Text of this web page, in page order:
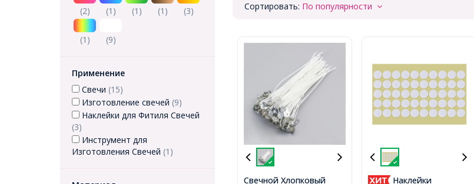
(2) (1) (1) (1) (3)
(1) (9)
Применение
Свечи (15)
Изготовление свечей (9)
Наклейки для Фитиля Свечей
(3)
Инструмент для
Изготовления Свечей (1)
Сортировать: По популярности
Свечной Хлопковый
Наклейки